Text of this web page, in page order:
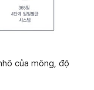
của mông, độ